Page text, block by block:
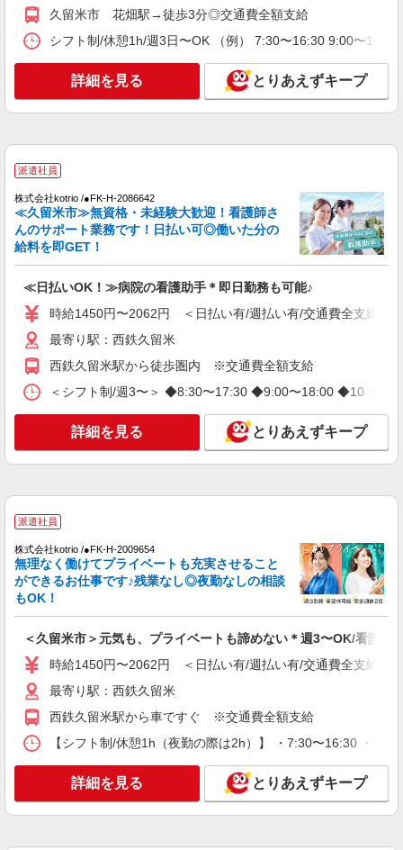
キープ 詳細を見る
派遣社員
株式会社kotrio /●FK-H-1880094
＜西鉄久留米駅＞綺麗な病院の看護助手
最寄り駅：西鉄久留米
派遣社員
株式会社kotrio /●FK-H-1981599
花畑駅｜看護師さんのサポートスタッフ募集♪
医療行為なし
時給1450円〜2062円 ＜日払い有/週払い有/交
通費全支給(ガソリン代含む)＞
久留米市花畑
キープ 詳細を見る
株式会社kotrio /●FK-H-1981598
西鉄久留米駅｜看護師さんのサポートスタッフ
最寄り駅：西鉄久留米
キープ 詳細を見る
株式会社kotrio /●FK-H-2051359
≪久留米市≫未経験・無資格から看護助手へ挑
通費全支給(ガソリン代含む)＞
最寄り駅：西鉄久留米
キープ 詳細を見る
久留米市 花畑駅→徒歩3分◎交通費全額支給
シフト制/休憩1h/週3日〜OK （例） 7:30〜16:30 9:00〜
詳細を見る とりあえずキープ
派遣社員
株式会社kotrio /●FK-H-2086642
≪久留米市≫無資格・未経験大歓迎！看護師さ
んのサポート業務です！日払い可◎働いた分の
給料を即GET！
≪日払いOK！≫病院の看護助手＊即日勤務も可能♪
時給1450円〜2062円 ＜日払い有/週払い有/交通費全支給(ガ
最寄り駅：西鉄久留米
西鉄久留米駅から徒歩圏内 ※交通費全額支給
＜シフト制/週3〜＞ ◆8:30〜17:30 ◆9:00〜18:00 ◆10：00
詳細を見る とりあえずキープ
派遣社員
株式会社kotrio /●FK-H-2009654
無理なく働けてプライベートも充実させること
ができるお仕事です♪残業なし◎夜勤なしの相談
もOK！
＜久留米市＞元気も、プライベートも諦めない＊週3〜OK/看護助
時給1450円〜2062円 ＜日払い有/週払い有/交通費全支給(ガ
最寄り駅：西鉄久留米
西鉄久留米駅から車ですぐ ※交通費全額支給
【シフト制/休憩1h（夜勤の際は2h）】 ・7:30〜16:30 ・
詳細を見る とりあえずキープ